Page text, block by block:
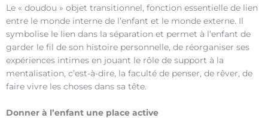
Le « doudou » objet transitionnel, fonction essentielle de lien
entre le monde interne de l’enfant et le monde externe. Il
symbolise le lien dans la séparation et permet à l’enfant de
garder le fil de son histoire personnelle, de réorganiser ses
expériences intimes en jouant le rôle de support à la
mentalisation, c’est-à-dire, la faculté de penser, de rêver, de
faire vivre les choses dans sa tête.
Donner à l’enfant une place active